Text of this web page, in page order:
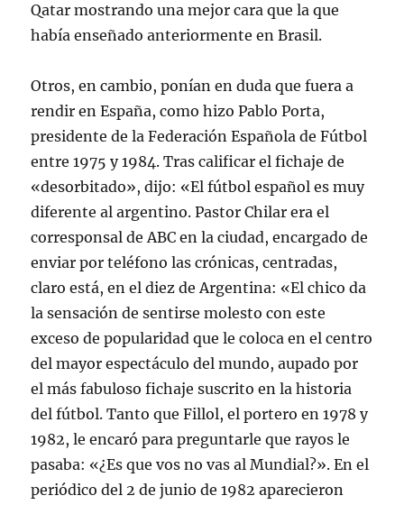
Qatar mostrando una mejor cara que la que
había enseñado anteriormente en Brasil.
Otros, en cambio, ponían en duda que fuera a
rendir en España, como hizo Pablo Porta,
presidente de la Federación Española de Fútbol
entre 1975 y 1984. Tras calificar el fichaje de
«desorbitado», dijo: «El fútbol español es muy
diferente al argentino. Pastor Chilar era el
corresponsal de ABC en la ciudad, encargado de
enviar por teléfono las crónicas, centradas,
claro está, en el diez de Argentina: «El chico da
la sensación de sentirse molesto con este
exceso de popularidad que le coloca en el centro
del mayor espectáculo del mundo, aupado por
el más fabuloso fichaje suscrito en la historia
del fútbol. Tanto que Fillol, el portero en 1978 y
1982, le encaró para preguntarle que rayos le
pasaba: «¿Es que vos no vas al Mundial?». En el
periódico del 2 de junio de 1982 aparecieron